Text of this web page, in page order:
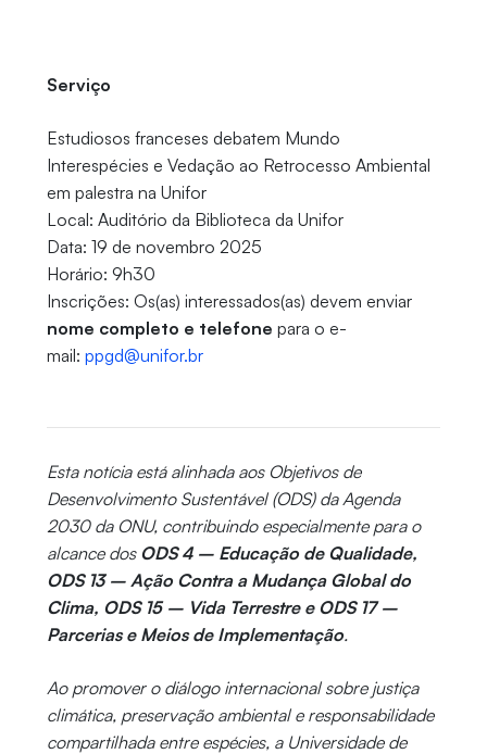
Serviço
Estudiosos franceses debatem Mundo
Interespécies e Vedação ao Retrocesso Ambiental
em palestra na Unifor
Local: Auditório da Biblioteca da Unifor
Data: 19 de novembro 2025
Horário: 9h30
Inscrições: Os(as) interessados(as) devem enviar
nome completo e telefone para o e-
mail: ppgd@unifor.br
Esta notícia está alinhada aos Objetivos de
Desenvolvimento Sustentável (ODS) da Agenda
2030 da ONU, contribuindo especialmente para o
alcance dos ODS 4 – Educação de Qualidade,
ODS 13 – Ação Contra a Mudança Global do
Clima, ODS 15 – Vida Terrestre e ODS 17 –
Parcerias e Meios de Implementação.
Ao promover o diálogo internacional sobre justiça
climática, preservação ambiental e responsabilidade
compartilhada entre espécies, a Universidade de